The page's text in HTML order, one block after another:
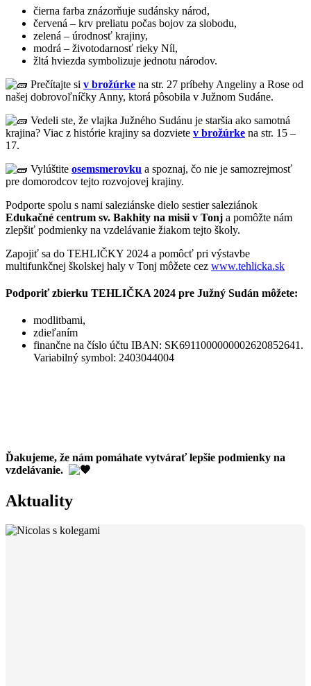
čierna farba znázorňuje sudánsky národ,
červená – krv preliatu počas bojov za slobodu,
zelená – úrodnosť krajiny,
modrá – životodarnosť rieky Níl,
žltá hviezda symbolizuje jednotu národov.
Prečítajte si v brožúrke na str. 27 príbehy Angeliny a Rose od
našej dobrovoľníčky Anny, ktorá pôsobila v Južnom Sudáne.
Vedeli ste, že vlajka Južného Sudánu je staršia ako samotná
krajina? Viac z histórie krajiny sa dozviete v brožúrke na str. 15 –
17.
Vylúštite osemsmerovku a spoznaj, čo nie je samozrejmosť
pre domorodcov tejto rozvojovej krajiny.
Podporte spolu s nami saleziánske dielo sestier saleziánok
Edukačné centrum sv. Bakhity na misii v Tonj a pomôžte nám
zlepšiť podmienky na vzdelávanie žiakom tejto školy.
Zapojiť sa do TEHLIČKY 2024 a pomôcť pri výstavbe
multifunkčnej školskej haly v Tonj môžete cez www.tehlicka.sk
Podporiť zbierku TEHLIČKA 2024 pre Južný Sudán môžete:
modlitbami,
zdieľaním
finančne na číslo účtu IBAN: SK6911000000002620852641.
Variabilný symbol: 2403044004
Ďakujeme, že nám pomáhate vytvárať lepšie podmienky na
vzdelávanie.
Aktuality